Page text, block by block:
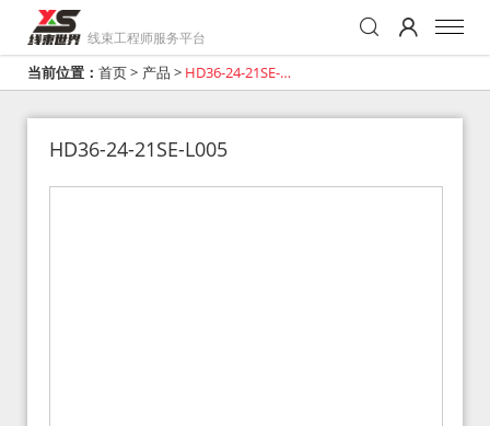
线束工程师服务平台
当前位置： 首页> 产品 > HD36-24-21SE-
HD36-24-21SE-L005